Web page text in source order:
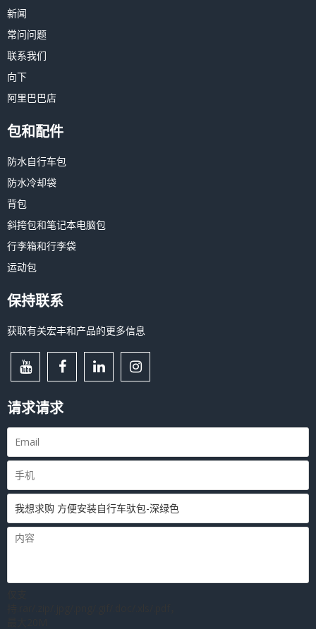
新闻
常问问题
联系我们
向下
阿里巴巴店
包和配件
防水自行车包
防水冷却袋
背包
斜挎包和笔记本电脑包
行李箱和行李袋
运动包
保持联系
获取有关宏丰和产品的更多信息
请求请求